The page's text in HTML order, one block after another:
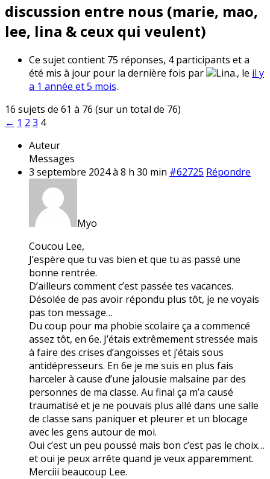
discussion entre nous (marie, mao,
lee, lina & ceux qui veulent)
Ce sujet contient 75 réponses, 4 participants et a
été mis à jour pour la dernière fois par
Lina., le il y
a 1 année et 5 mois.
16 sujets de 61 à 76 (sur un total de 76)
← 1 2 3 4
Auteur
Messages
3 septembre 2024 à 8 h 30 min #62725 Répondre
Myo
Coucou Lee,
J’espère que tu vas bien et que tu as passé une
bonne rentrée.
D’ailleurs comment c’est passée tes vacances.
Désolée de pas avoir répondu plus tôt, je ne voyais
pas ton message…
Du coup pour ma phobie scolaire ça a commencé
assez tôt, en 6e. J’étais extrêmement stressée mais
à faire des crises d’angoisses et j’étais sous
antidépresseurs. En 6e je me suis en plus fais
harceler à cause d’une jalousie malsaine par des
personnes de ma classe. Au final ça m’a causé
traumatisé et je ne pouvais plus allé dans une salle
de classe sans paniquer et pleurer et un blocage
avec les gens autour de moi.
Oui c’est un peu poussé mais bon c’est pas le choix…
et oui je peux arrête quand je veux apparemment.
Merciii beaucoup Lee.